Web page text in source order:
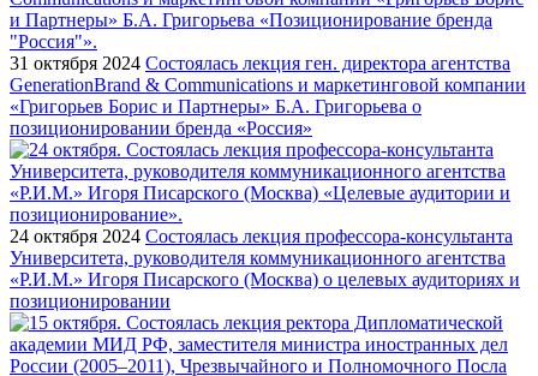
31 октября 2024 Состоялась лекция ген. директора агентства
GenerationBrand & Communications и маркетинговой компании
«Григорьев Борис и Партнеры» Б.А. Григорьева о
позиционировании бренда «Россия»
24 октября 2024 Состоялась лекция профессора-консультанта
Университета, руководителя коммуникационного агентства
«Р.И.М.» Игоря Писарского (Москва) о целевых аудиториях и
позиционировании